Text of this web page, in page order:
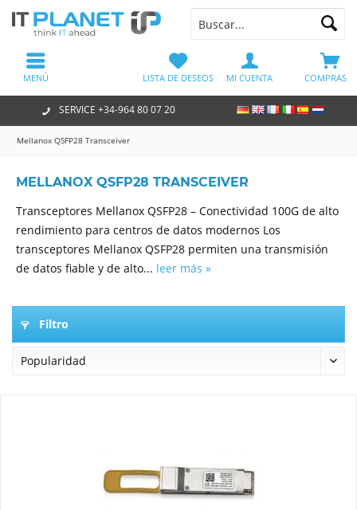
SERVICE +34-964 80 07 20
COMPRAS
LISTA DE DESEOS MI CUENTA
MENÚ
Mellanox QSFP28 Transceiver
MELLANOX QSFP28 TRANSCEIVER
Transceptores Mellanox QSFP28 – Conectividad 100G de alto
rendimiento para centros de datos modernos Los
transceptores Mellanox QSFP28 permiten una transmisión
de datos fiable y de alto... leer más »
Filtro